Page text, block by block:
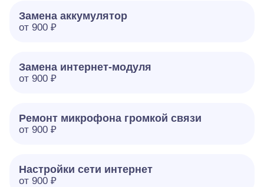
Замена аккумулятор
от 900 ₽
Замена интернет-модуля
от 900 ₽
Ремонт микрофона громкой связи
от 900 ₽
Настройки сети интернет
от 900 ₽